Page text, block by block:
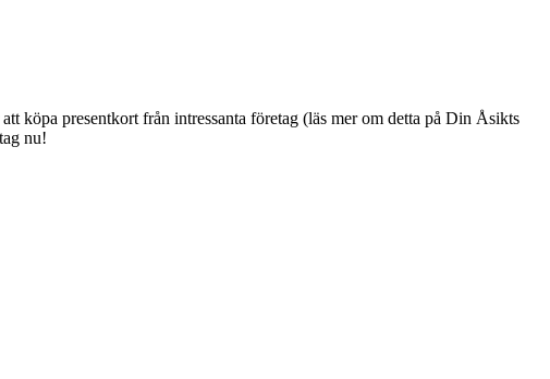
köpa presentkort från intressanta företag (läs mer om detta på Din Åsikts
nu!